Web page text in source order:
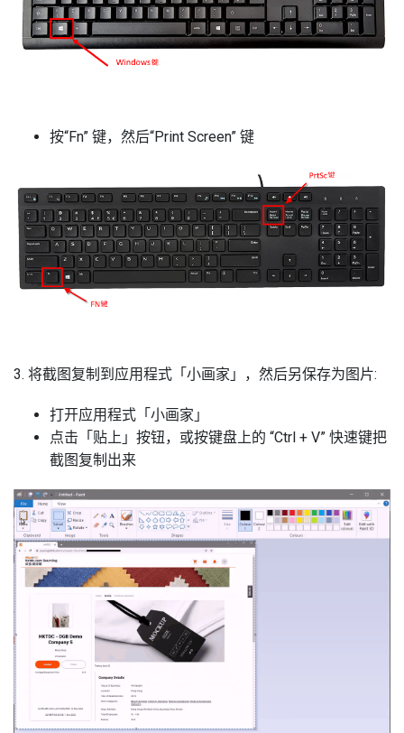
按“Fn” 键，然后“Print Screen” 键
3. 将截图复制到应用程式「小画家」，然后另保存为图片:
打开应用程式「小画家」
点击「贴上」按钮，或按键盘上的 “Ctrl + V” 快速键把
截图复制出来